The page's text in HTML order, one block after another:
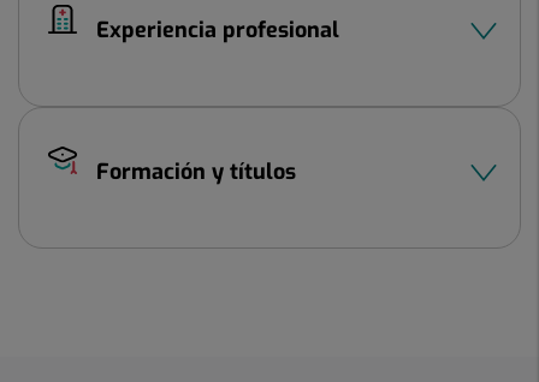
Experiencia profesional
Formación y títulos